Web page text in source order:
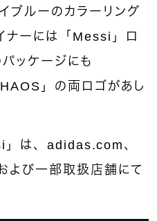
ブルーのカラーリング
ナーには「Messi」ロ
ッケージにも
」の両ロゴがあし
は、adidas.com、
よび一部取扱店舗にて